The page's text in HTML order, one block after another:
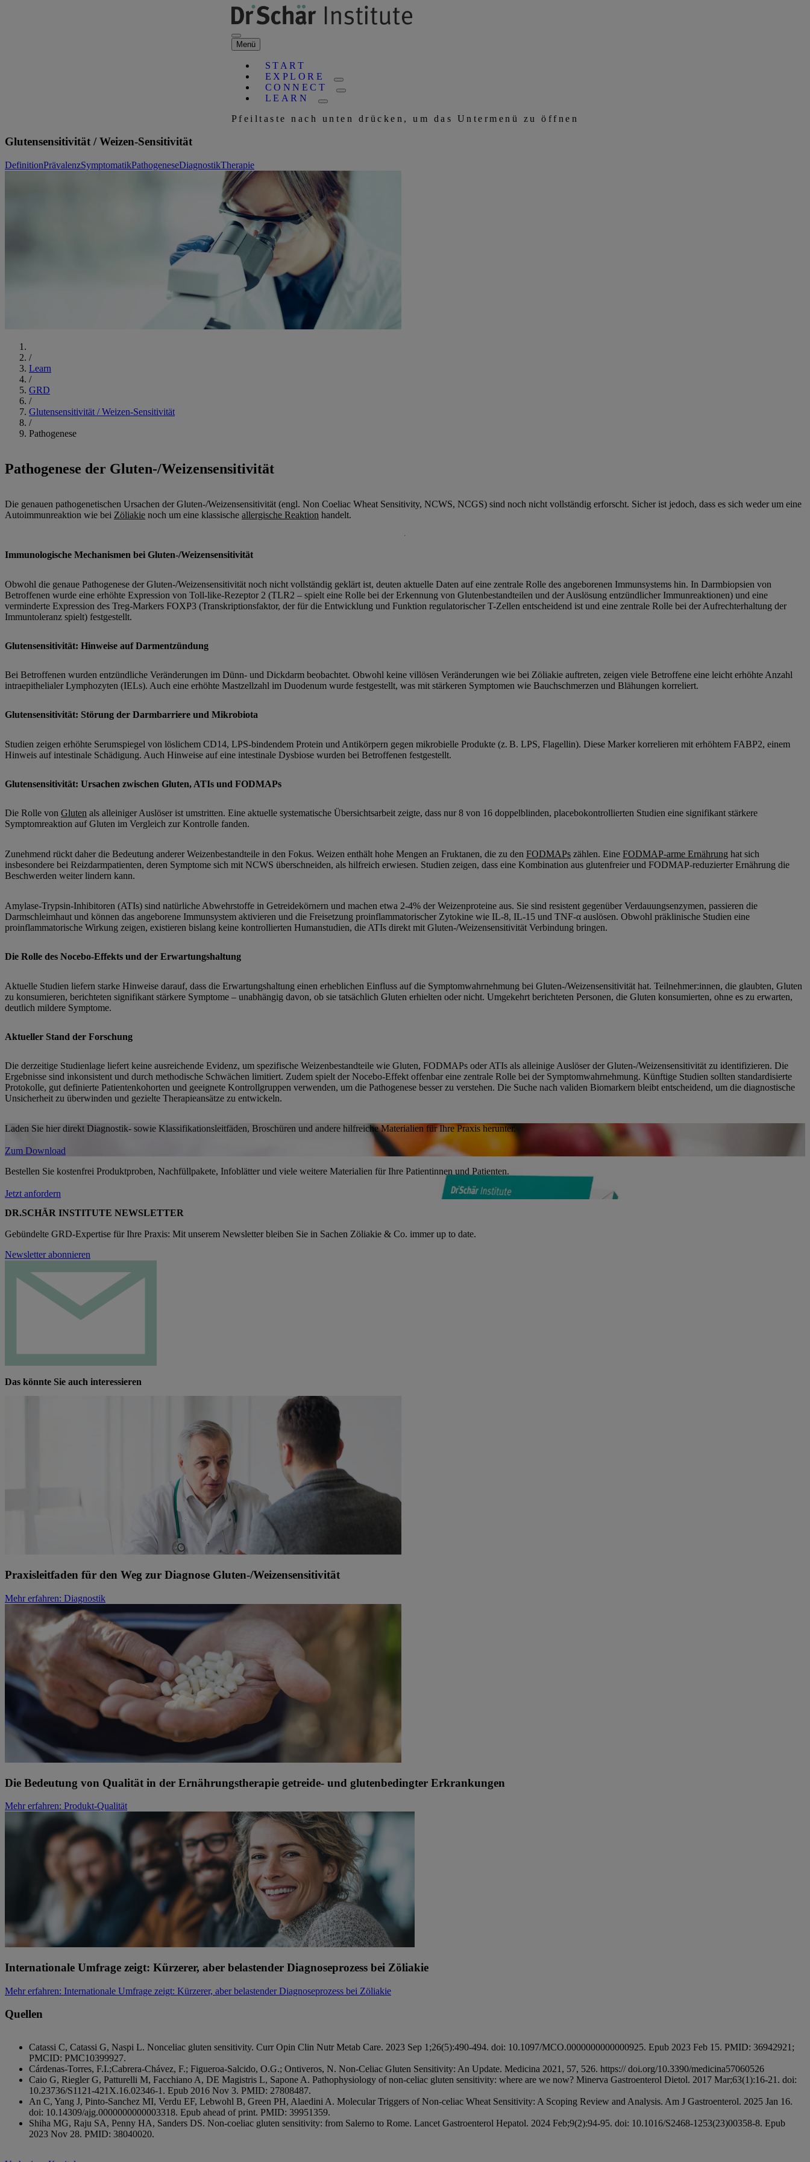
Menü
START
EXPLORE
CONNECT
LEARN
Pfeiltaste nach unten drücken, um das Untermenü zu öffnen
Glutensensitivität / Weizen-Sensitivität
DefinitionPrävalenzSymptomatikPathogeneseDiagnostikTherapie
/
Learn
/
GRD
/
Glutensensitivität / Weizen-Sensitivität
/
Pathogenese
Pathogenese der Gluten-/Weizensensitivität
Die genauen pathogenetischen Ursachen der Gluten-/Weizensensitivität (engl. Non Coeliac Wheat Sensitivity, NCWS, NCGS) sind noch nicht vollständig erforscht. Sicher ist jedoch, dass es sich weder um eine
Autoimmunreaktion wie bei Zöliakie noch um eine klassische allergische Reaktion handelt.
Immunologische Mechanismen bei Gluten-/Weizensensitivität
Obwohl die genaue Pathogenese der Gluten-/Weizensensitivität noch nicht vollständig geklärt ist, deuten aktuelle Daten auf eine zentrale Rolle des angeborenen Immunsystems hin. In Darmbiopsien von
Betroffenen wurde eine erhöhte Expression von Toll-like-Rezeptor 2 (TLR2 – spielt eine Rolle bei der Erkennung von Glutenbestandteilen und der Auslösung entzündlicher Immunreaktionen) und eine
verminderte Expression des Treg-Markers FOXP3 (Transkriptionsfaktor, der für die Entwicklung und Funktion regulatorischer T-Zellen entscheidend ist und eine zentrale Rolle bei der Aufrechterhaltung der
Immuntoleranz spielt) festgestellt.
Glutensensitivität: Hinweise auf Darmentzündung
Bei Betroffenen wurden entzündliche Veränderungen im Dünn- und Dickdarm beobachtet. Obwohl keine villösen Veränderungen wie bei Zöliakie auftreten, zeigen viele Betroffene eine leicht erhöhte Anzahl
intraepithelialer Lymphozyten (IELs). Auch eine erhöhte Mastzellzahl im Duodenum wurde festgestellt, was mit stärkeren Symptomen wie Bauchschmerzen und Blähungen korreliert.
Glutensensitivität: Störung der Darmbarriere und Mikrobiota
Studien zeigen erhöhte Serumspiegel von löslichem CD14, LPS-bindendem Protein und Antikörpern gegen mikrobielle Produkte (z. B. LPS, Flagellin). Diese Marker korrelieren mit erhöhtem FABP2, einem
Hinweis auf intestinale Schädigung. Auch Hinweise auf eine intestinale Dysbiose wurden bei Betroffenen festgestellt.
Glutensensitivität: Ursachen zwischen Gluten, ATIs und FODMAPs
Die Rolle von Gluten als alleiniger Auslöser ist umstritten. Eine aktuelle systematische Übersichtsarbeit zeigte, dass nur 8 von 16 doppelblinden, placebokontrollierten Studien eine signifikant stärkere
Symptomreaktion auf Gluten im Vergleich zur Kontrolle fanden.
Zunehmend rückt daher die Bedeutung anderer Weizenbestandteile in den Fokus. Weizen enthält hohe Mengen an Fruktanen, die zu den FODMAPs zählen. Eine FODMAP-arme Ernährung hat sich
insbesondere bei Reizdarmpatienten, deren Symptome sich mit NCWS überschneiden, als hilfreich erwiesen. Studien zeigen, dass eine Kombination aus glutenfreier und FODMAP-reduzierter Ernährung die
Beschwerden weiter lindern kann.
Amylase-Trypsin-Inhibitoren (ATIs) sind natürliche Abwehrstoffe in Getreidekörnern und machen etwa 2-4% der Weizenproteine aus. Sie sind resistent gegenüber Verdauungsenzymen, passieren die
Darmschleimhaut und können das angeborene Immunsystem aktivieren und die Freisetzung proinflammatorischer Zytokine wie IL-8, IL-15 und TNF-α auslösen. Obwohl präklinische Studien eine
proinflammatorische Wirkung zeigen, existieren bislang keine kontrollierten Humanstudien, die ATIs direkt mit Gluten-/Weizensensitivität Verbindung bringen.
Die Rolle des Nocebo-Effekts und der Erwartungshaltung
Aktuelle Studien liefern starke Hinweise darauf, dass die Erwartungshaltung einen erheblichen Einfluss auf die Symptomwahrnehmung bei Gluten-/Weizensensitivität hat. Teilnehmer:innen, die glaubten, Gluten
zu konsumieren, berichteten signifikant stärkere Symptome – unabhängig davon, ob sie tatsächlich Gluten erhielten oder nicht. Umgekehrt berichteten Personen, die Gluten konsumierten, ohne es zu erwarten,
deutlich mildere Symptome.
Aktueller Stand der Forschung
Die derzeitige Studienlage liefert keine ausreichende Evidenz, um spezifische Weizenbestandteile wie Gluten, FODMAPs oder ATIs als alleinige Auslöser der Gluten-/Weizensensitivität zu identifizieren. Die
Ergebnisse sind inkonsistent und durch methodische Schwächen limitiert. Zudem spielt der Nocebo-Effekt offenbar eine zentrale Rolle bei der Symptomwahrnehmung. Künftige Studien sollten standardisierte
Protokolle, gut definierte Patientenkohorten und geeignete Kontrollgruppen verwenden, um die Pathogenese besser zu verstehen. Die Suche nach validen Biomarkern bleibt entscheidend, um die diagnostische
Unsicherheit zu überwinden und gezielte Therapieansätze zu entwickeln.
Laden Sie hier direkt Diagnostik- sowie Klassifikationsleitfäden, Broschüren und andere hilfreiche Materialien für Ihre Praxis herunter.
Zum Download
Bestellen Sie kostenfrei Produktproben, Nachfüllpakete, Infoblätter und viele weitere Materialien für Ihre Patientinnen und Patienten.
Jetzt anfordern
DR.SCHÄR INSTITUTE NEWSLETTER
Gebündelte GRD-Expertise für Ihre Praxis: Mit unserem Newsletter bleiben Sie in Sachen Zöliakie & Co. immer up to date.
Newsletter abonnieren
Das könnte Sie auch interessieren
Praxisleitfaden für den Weg zur Diagnose Gluten-/Weizensensitivität
Mehr erfahren: Diagnostik
Die Bedeutung von Qualität in der Ernährungstherapie getreide- und glutenbedingter Erkrankungen
Mehr erfahren: Produkt-Qualität
Internationale Umfrage zeigt: Kürzerer, aber belastender Diagnoseprozess bei Zöliakie
Mehr erfahren: Internationale Umfrage zeigt: Kürzerer, aber belastender Diagnoseprozess bei Zöliakie
Quellen
Catassi C, Catassi G, Naspi L. Nonceliac gluten sensitivity. Curr Opin Clin Nutr Metab Care. 2023 Sep 1;26(5):490-494. doi: 10.1097/MCO.0000000000000925. Epub 2023 Feb 15. PMID: 36942921;
PMCID: PMC10399927.
Cárdenas-Torres, F.I.;Cabrera-Chávez, F.; Figueroa-Salcido, O.G.; Ontiveros, N. Non-Celiac Gluten Sensitivity: An Update. Medicina 2021, 57, 526. https:// doi.org/10.3390/medicina57060526
Caio G, Riegler G, Patturelli M, Facchiano A, DE Magistris L, Sapone A. Pathophysiology of non-celiac gluten sensitivity: where are we now? Minerva Gastroenterol Dietol. 2017 Mar;63(1):16-21. doi:
10.23736/S1121-421X.16.02346-1. Epub 2016 Nov 3. PMID: 27808487.
An C, Yang J, Pinto-Sanchez MI, Verdu EF, Lebwohl B, Green PH, Alaedini A. Molecular Triggers of Non-celiac Wheat Sensitivity: A Scoping Review and Analysis. Am J Gastroenterol. 2025 Jan 16.
doi: 10.14309/ajg.0000000000003318. Epub ahead of print. PMID: 39951359.
Shiha MG, Raju SA, Penny HA, Sanders DS. Non-coeliac gluten sensitivity: from Salerno to Rome. Lancet Gastroenterol Hepatol. 2024 Feb;9(2):94-95. doi: 10.1016/S2468-1253(23)00358-8. Epub
2023 Nov 28. PMID: 38040020.